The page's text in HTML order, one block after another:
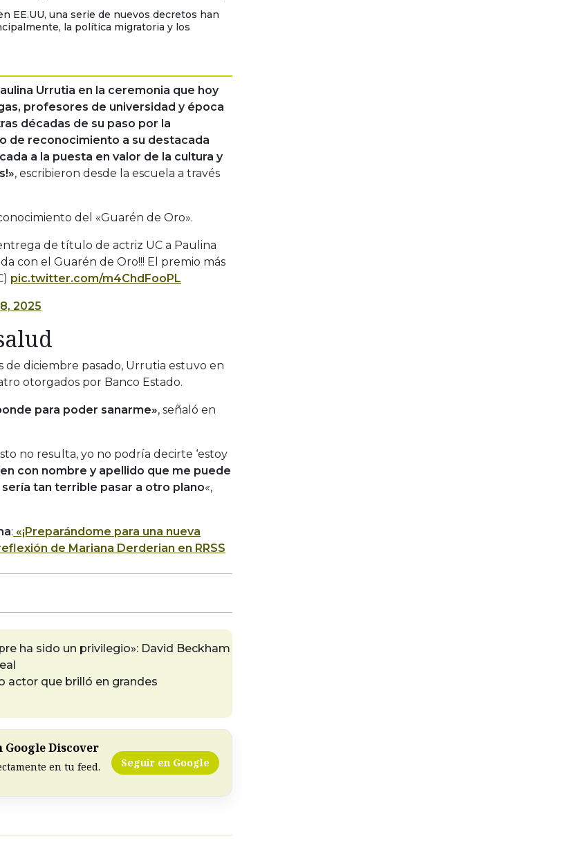
EE.UU, una serie de nuevos decretos han
la política migratoria y los
Urrutia en la ceremonia que hoy
profesores de universidad y época
décadas de su paso por la
de reconocimiento a su destacada
a la puesta en valor de la cultura y
, escribieron desde la escuela a través
del «Guarén de Oro».
de título de actriz UC a Paulina
con el Guarén de Oro!!! El premio más
pic.twitter.com/m4ChdFooPL
2025
de diciembre pasado, Urrutia estuvo en
otorgados por Banco Estado.
para poder sanarme», señaló en
no resulta, yo no podría decirte ‘estoy
con nombre y apellido que me puede
tan terrible pasar a otro plano«,
: «¡Preparándome para una nueva
de Mariana Derderian en RRSS
ha sido un privilegio»: David Beckham
actor que brilló en grandes
Google Discover
en tu feed. Seguir en Google